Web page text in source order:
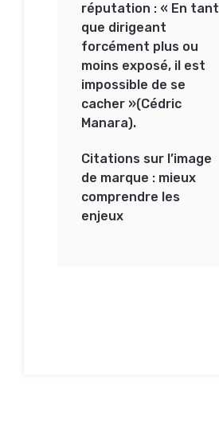
réputation : « En tant
que dirigeant
forcément plus ou
moins exposé, il est
impossible de se
cacher »(Cédric
Manara).
Citations sur l’image
de marque : mieux
comprendre les
enjeux